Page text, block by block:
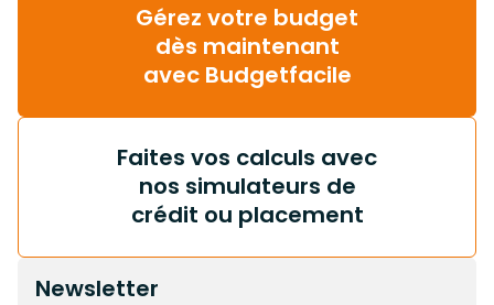
Gérez votre budget
dès maintenant
avec Budgetfacile
Faites vos calculs avec
nos simulateurs de
crédit ou placement
Newsletter